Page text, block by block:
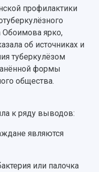
состав
граждан на
России и
услуги
подразделения
научно-
профилактики
Обоимова ярко,
об источниках и
туберкулёзом
формы
общества.
к ряду выводов:
являются
или палочка